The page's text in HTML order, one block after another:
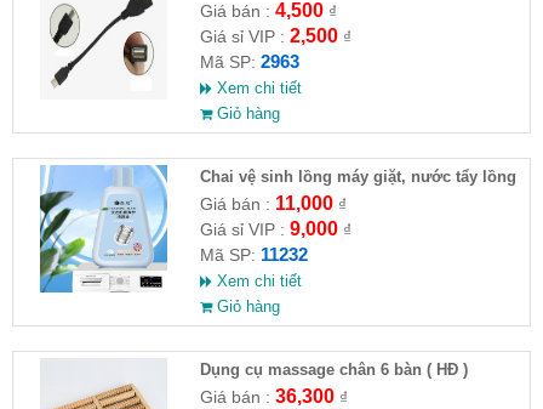
Giá bán : 4,500₫
Giá sỉ VIP : 2,500₫
Mã SP: 2963
Xem chi tiết
Giỏ hàng
Chai vệ sinh lồng máy giặt, nước tẩy lồng
máy giặt CLEANING FLUID
Giá bán : 11,000₫
Giá sỉ VIP : 9,000₫
Mã SP: 11232
Xem chi tiết
Giỏ hàng
Dụng cụ massage chân 6 bàn ( HĐ )
Giá bán : 36,300₫